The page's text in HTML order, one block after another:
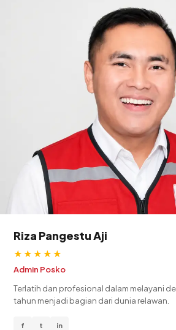
Riza Pangestu Aji
★★★★★
Admin Posko
Terlatih dan profesional dalam melayani
tahun menjadi bagian dari dunia relawan.
f t in